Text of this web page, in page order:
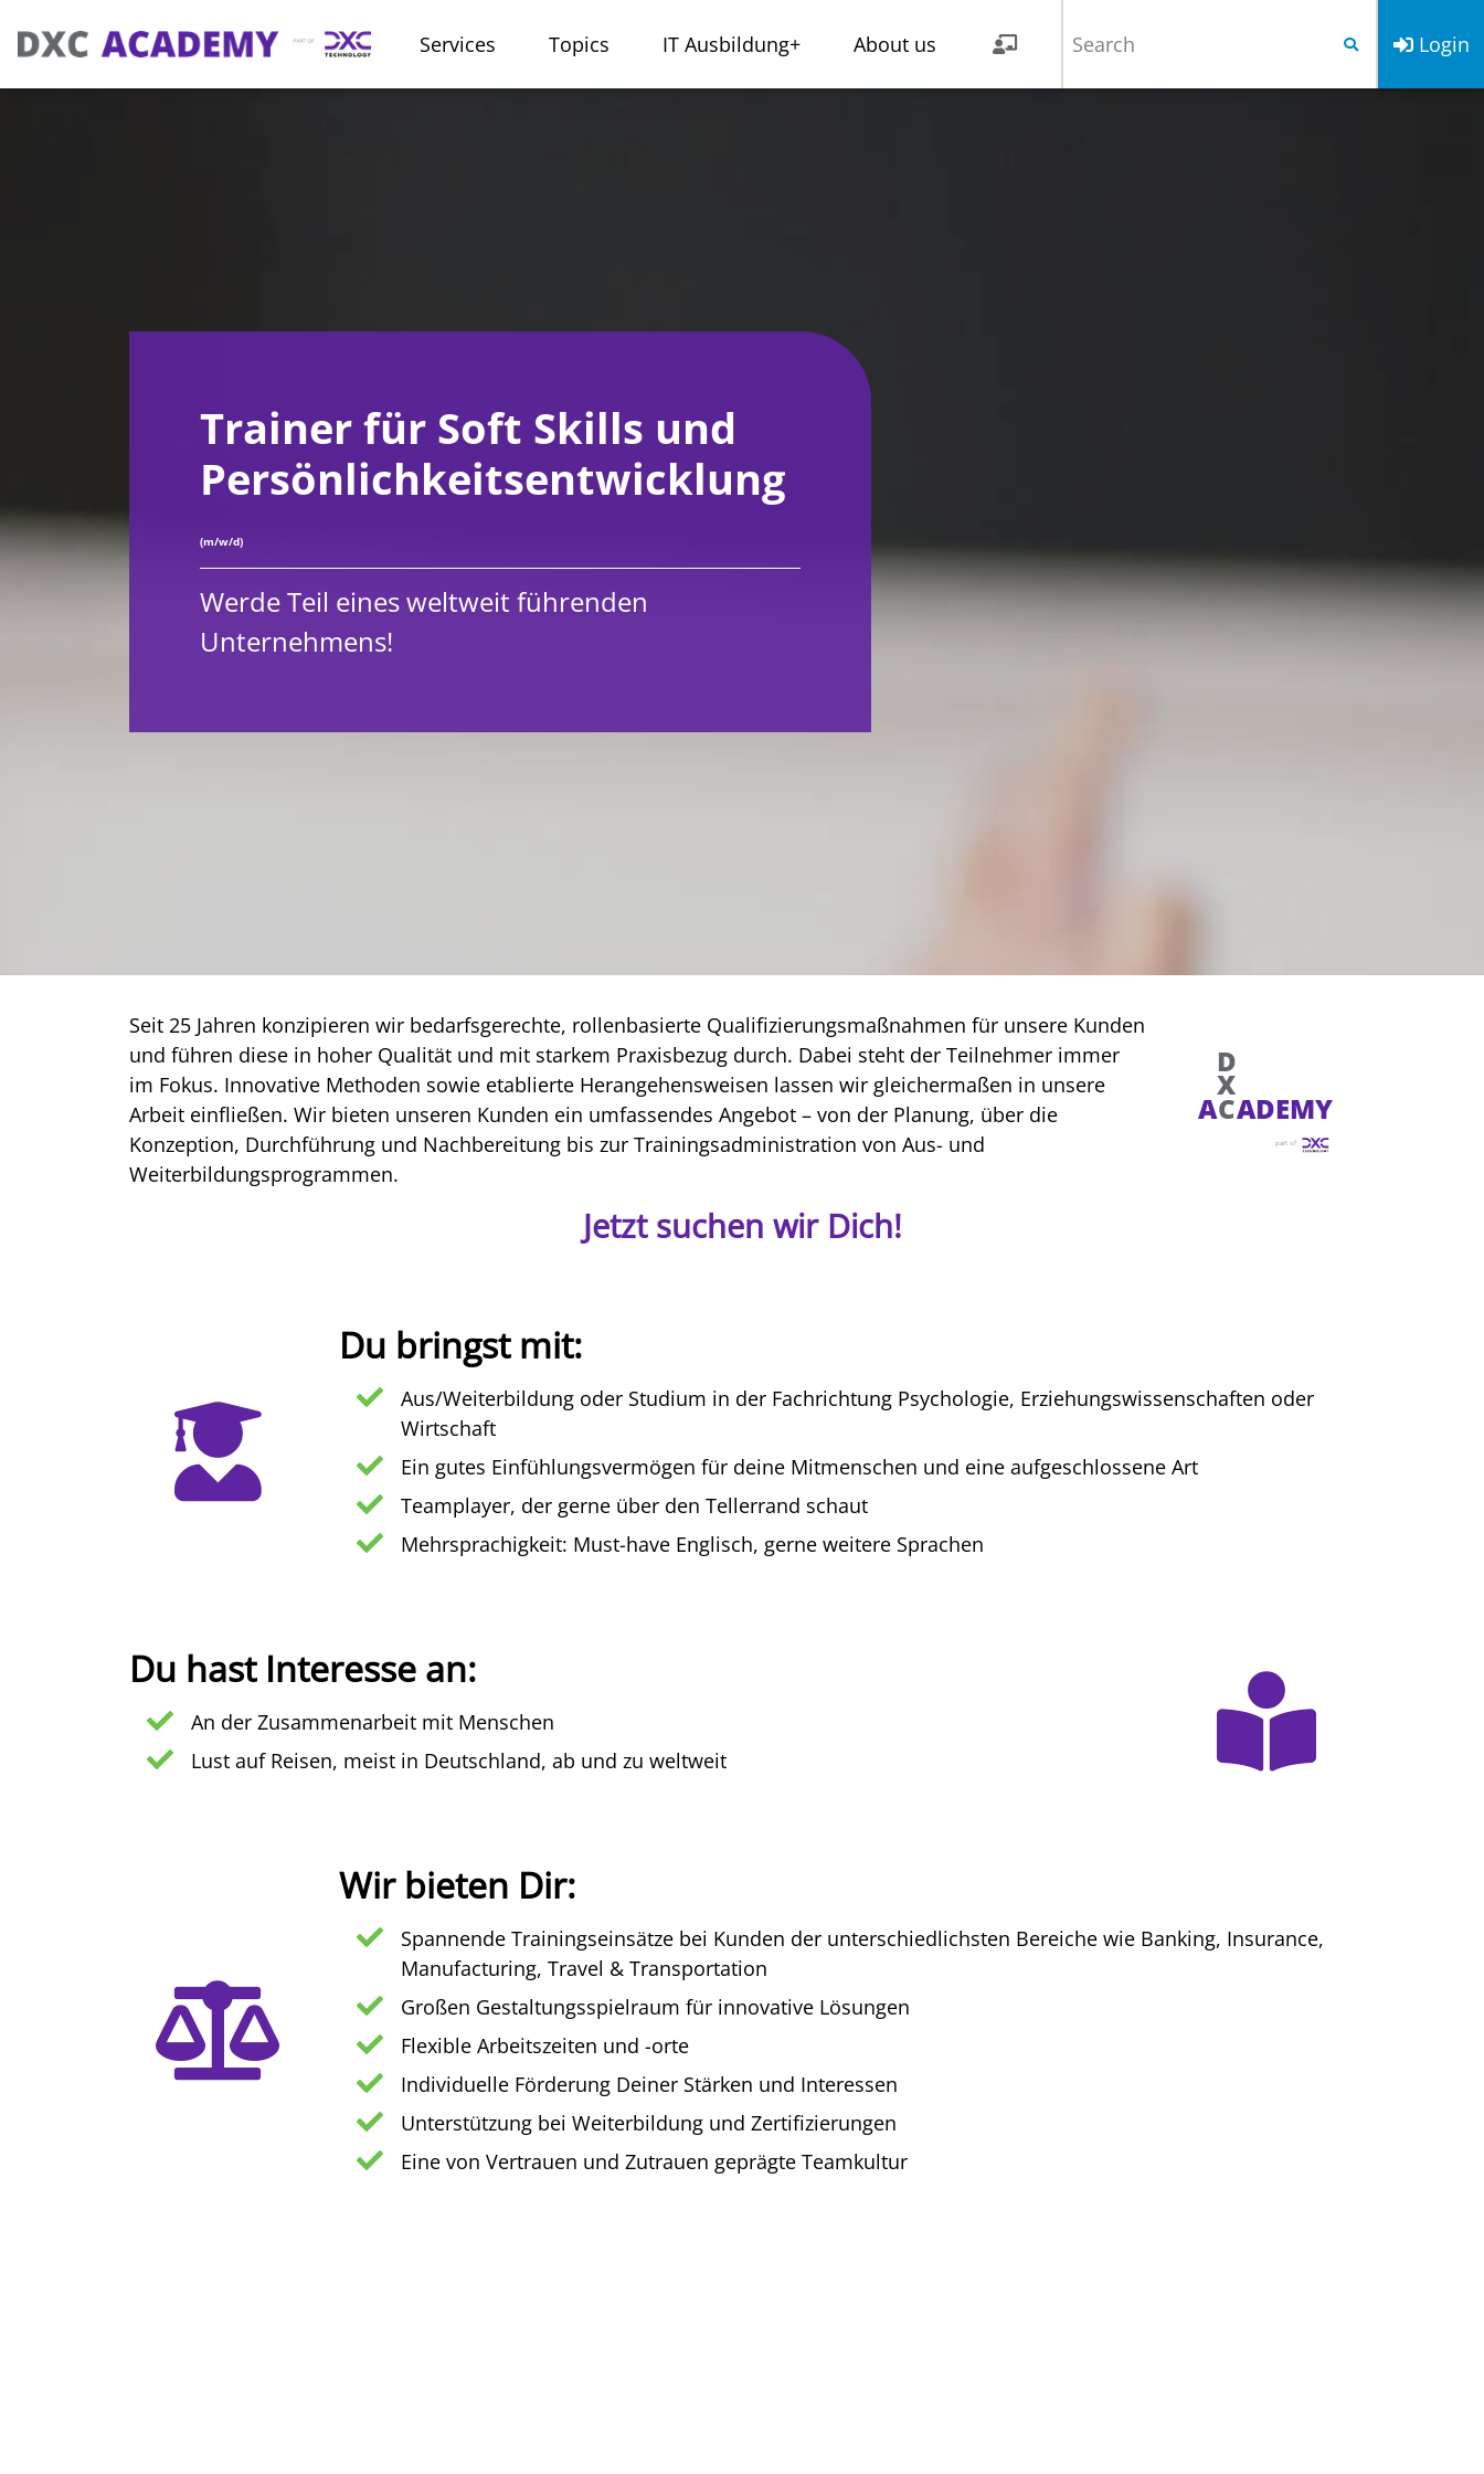
Services Topics IT Ausbildung+ About us Login
Trainer für Soft Skills und
Persönlichkeitsentwicklung
(m/w/d)
Werde Teil eines weltweit führenden
Unternehmens!
Seit 25 Jahren konzipieren wir bedarfsgerechte, rollenbasierte Qualifizierungsmaßnahmen für unsere Kunden
und führen diese in hoher Qualität und mit starkem Praxisbezug durch. Dabei steht der Teilnehmer immer
im Fokus. Innovative Methoden sowie etablierte Herangehensweisen lassen wir gleichermaßen in unsere
Arbeit einfließen. Wir bieten unseren Kunden ein umfassendes Angebot – von der Planung, über die
Konzeption, Durchführung und Nachbereitung bis zur Trainingsadministration von Aus- und
Weiterbildungsprogrammen.
Jetzt suchen wir Dich!
Du bringst mit:
Aus/Weiterbildung oder Studium in der Fachrichtung Psychologie, Erziehungswissenschaften oder
Wirtschaft
Ein gutes Einfühlungsvermögen für deine Mitmenschen und eine aufgeschlossene Art
Teamplayer, der gerne über den Tellerrand schaut
Mehrsprachigkeit: Must-have Englisch, gerne weitere Sprachen
Du hast Interesse an:
An der Zusammenarbeit mit Menschen
Lust auf Reisen, meist in Deutschland, ab und zu weltweit
Wir bieten Dir:
Spannende Trainingseinsätze bei Kunden der unterschiedlichsten Bereiche wie Banking, Insurance,
Manufacturing, Travel & Transportation
Großen Gestaltungsspielraum für innovative Lösungen
Flexible Arbeitszeiten und -orte
Individuelle Förderung Deiner Stärken und Interessen
Unterstützung bei Weiterbildung und Zertifizierungen
Eine von Vertrauen und Zutrauen geprägte Teamkultur